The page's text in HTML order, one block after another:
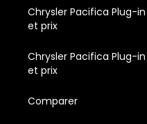
Chrysler Pacifica Plug-
et prix
Chrysler Pacifica Plug-
et prix
Comparer